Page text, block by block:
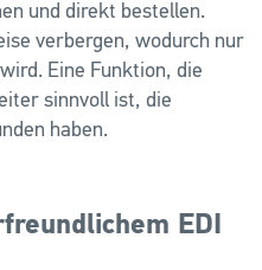
und direkt bestellen.
verbergen, wodurch nur
Eine Funktion, die
sinnvoll ist, die
haben.
EDI